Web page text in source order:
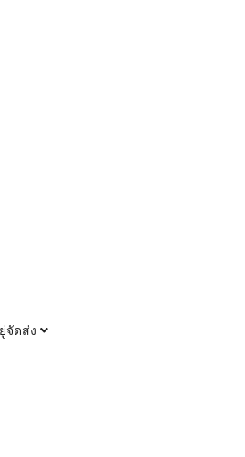
จัดส่ง